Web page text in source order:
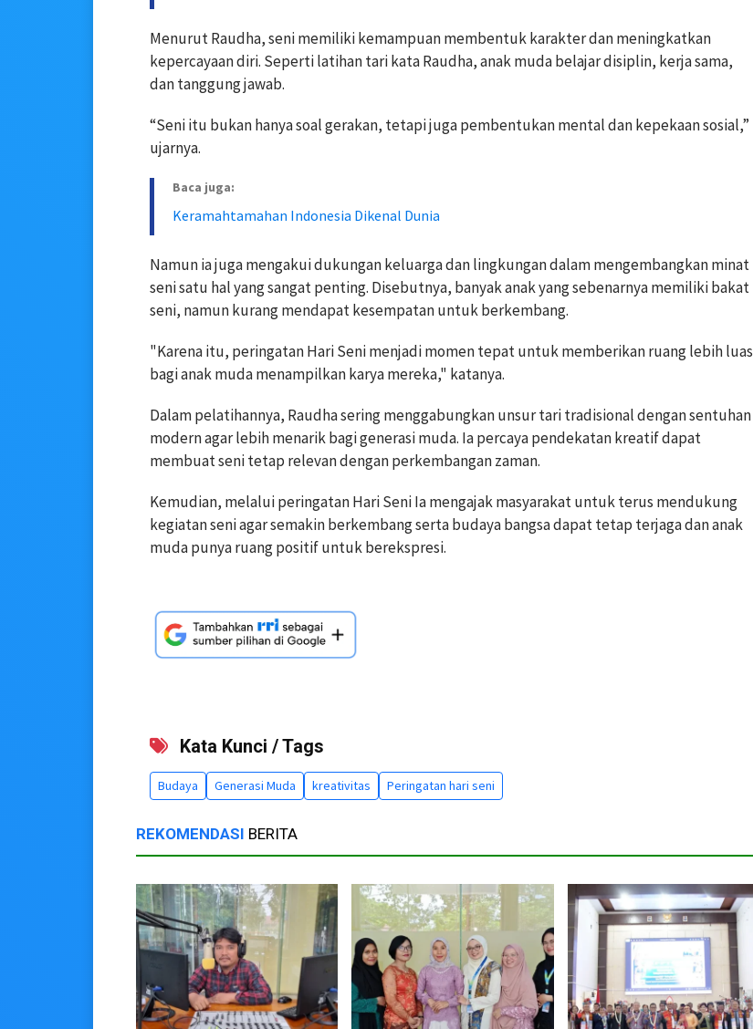
Menurut Raudha, seni memiliki kemampuan membentuk karakter dan meningkatkan
kepercayaan diri. Seperti latihan tari kata Raudha, anak muda belajar disiplin, kerja sama,
dan tanggung jawab.
“Seni itu bukan hanya soal gerakan, tetapi juga pembentukan mental dan kepekaan sosial,”
ujarnya.
Baca juga:
Keramahtamahan Indonesia Dikenal Dunia
Namun ia juga mengakui dukungan keluarga dan lingkungan dalam mengembangkan minat
seni satu hal yang sangat penting. Disebutnya, banyak anak yang sebenarnya memiliki bakat
seni, namun kurang mendapat kesempatan untuk berkembang.
"Karena itu, peringatan Hari Seni menjadi momen tepat untuk memberikan ruang lebih luas
bagi anak muda menampilkan karya mereka," katanya.
Dalam pelatihannya, Raudha sering menggabungkan unsur tari tradisional dengan sentuhan
modern agar lebih menarik bagi generasi muda. Ia percaya pendekatan kreatif dapat
membuat seni tetap relevan dengan perkembangan zaman.
Kemudian, melalui peringatan Hari Seni Ia mengajak masyarakat untuk terus mendukung
kegiatan seni agar semakin berkembang serta budaya bangsa dapat tetap terjaga dan anak
muda punya ruang positif untuk berekspresi.
Kata Kunci / Tags
Budaya Generasi Muda kreativitas Peringatan hari seni
REKOMENDASI BERITA